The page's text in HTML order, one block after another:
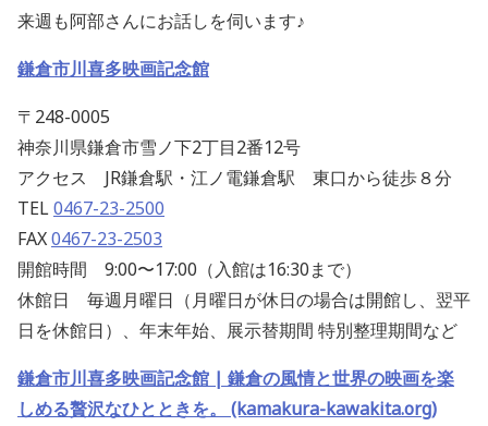
来週も阿部さんにお話しを伺います♪
鎌倉市川喜多映画記念館
〒248-0005
神奈川県鎌倉市雪ノ下2丁目2番12号
アクセス JR鎌倉駅・江ノ電鎌倉駅 東口から徒歩８分
TEL0467-23-2500
FAX0467-23-2503
開館時間 9:00〜17:00（入館は16:30まで）
休館日 毎週月曜日（月曜日が休日の場合は開館し、翌平
日を休館日）、年末年始、展示替期間 特別整理期間など
鎌倉市川喜多映画記念館 | 鎌倉の風情と世界の映画を楽
しめる贅沢なひとときを。 (kamakura-kawakita.org)